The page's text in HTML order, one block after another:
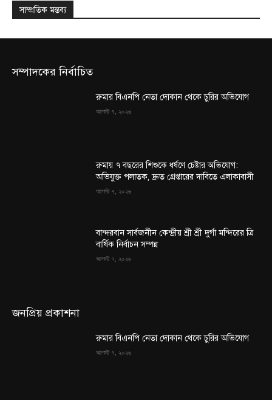
সাম্প্রতিক মন্তব্য
সম্পাদকের নির্বাচিত
রুমার বিএনপি নেতা দোকান থেকে চুরির অভিযোগ
আগস্ট ৭, ২০২৬
রুমায় ৭ বছরের শিশুকে ধর্ষণে চেষ্টার অভিযোগ:
অভিযুক্ত পলাতক, দ্রুত গ্রেপ্তারের দাবিতে এলাকাবাসী
আগস্ট ৭, ২০২৬
বান্দরবান সার্বজনীন কেন্দ্রীয় শ্রী শ্রী দুর্গা মন্দিরের ত্রি
বার্ষিক নির্বাচন সম্পন্ন
আগস্ট ৭, ২০২৬
জনপ্রিয় প্রকাশনা
রুমার বিএনপি নেতা দোকান থেকে চুরির অভিযোগ
আগস্ট ৭, ২০২৬